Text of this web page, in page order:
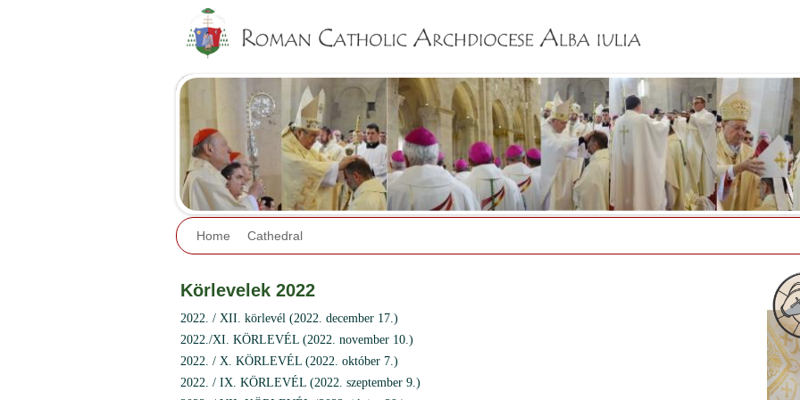
Home Cathedral
Körlevelek 2022
2022. / XII. körlevél (2022. december 17.)
2022./XI. KÖRLEVÉL (2022. november 10.)
2022. / X. KÖRLEVÉL (2022. október 7.)
2022. / IX. KÖRLEVÉL (2022. szeptember 9.)